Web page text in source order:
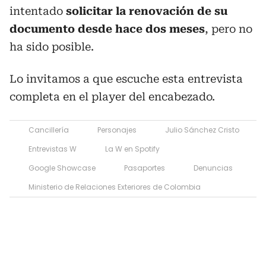
intentado solicitar la renovación de su
documento desde hace dos meses, pero no
ha sido posible.
Lo invitamos a que escuche esta entrevista
completa en el player del encabezado.
Cancillería Personajes
Julio Sánchez Cristo
Entrevistas W
La W en Spotify
Google Showcase
Pasaportes
Denuncias
Ministerio de Relaciones Exteriores de Colombia